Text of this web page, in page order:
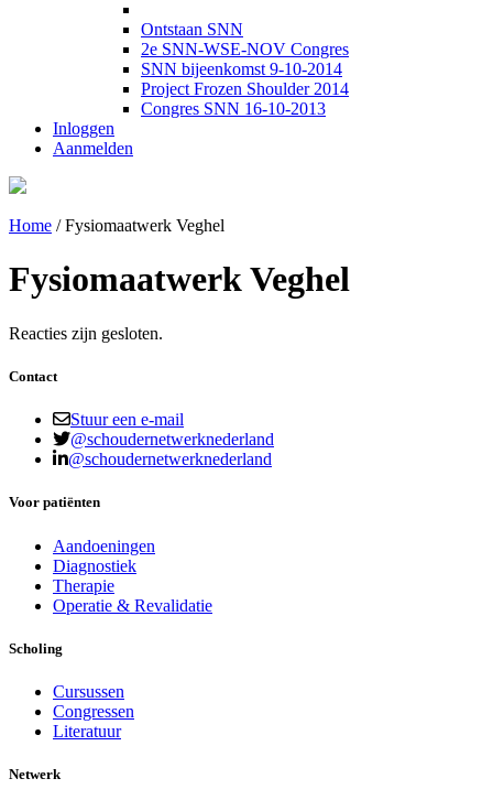
Ontstaan SNN
2e SNN-WSE-NOV Congres
SNN bijeenkomst 9-10-2014
Project Frozen Shoulder 2014
Congres SNN 16-10-2013
Inloggen
Aanmelden
Home /Fysiomaatwerk Veghel
Fysiomaatwerk Veghel
Reacties zijn gesloten.
Contact
Stuur een e-mail
@schoudernetwerknederland
@schoudernetwerknederland
Voor patiënten
Aandoeningen
Diagnostiek
Therapie
Operatie & Revalidatie
Scholing
Cursussen
Congressen
Literatuur
Netwerk